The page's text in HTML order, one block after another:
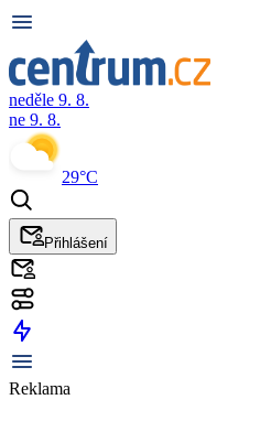
neděle 9. 8.
ne 9. 8.
29°C
Přihlášení
Reklama